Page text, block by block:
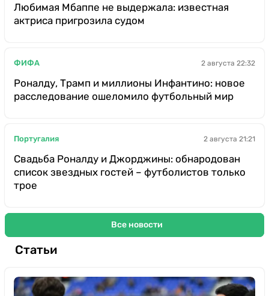
Любимая Мбаппе не выдержала: известная
актриса пригрозила судом
ФИФА 2 августа 22:32
Роналду, Трамп и миллионы Инфантино: новое
расследование ошеломило футбольный мир
Португалия 2 августа 21:21
Свадьба Роналду и Джорджины: обнародован
список звездных гостей – футболистов только
трое
Все новости
Статьи